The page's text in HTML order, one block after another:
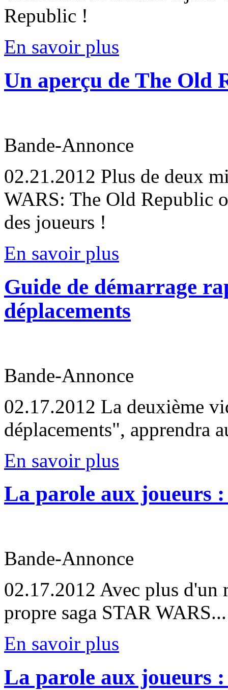
Republic !
En savoir plus
Un aperçu de The Old
Bande-Annonce
02.21.2012 Plus de deux
WARS: The Old Republic
des joueurs !
En savoir plus
Guide de démarrage
déplacements
Bande-Annonce
02.17.2012 La deuxième
déplacements", apprendra
En savoir plus
La parole aux joueurs
Bande-Annonce
02.17.2012 Avec plus d'un
propre saga STAR WARS...
En savoir plus
La parole aux joueurs